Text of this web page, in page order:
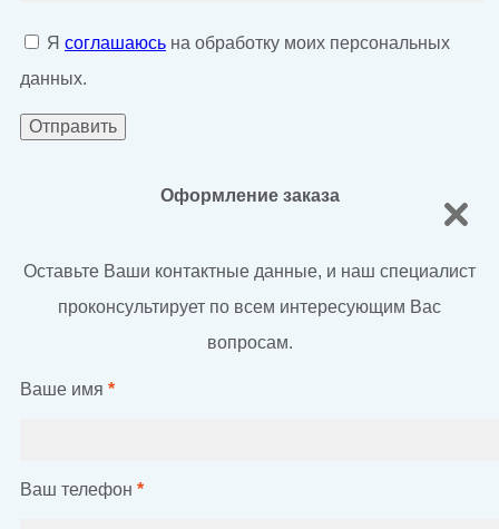
Я соглашаюсь на обработку моих персональных
данных.
Оформление заказа
Оставьте Ваши контактные данные, и наш специалист
проконсультирует по всем интересующим Вас
вопросам.
Ваше имя *
Ваш телефон *